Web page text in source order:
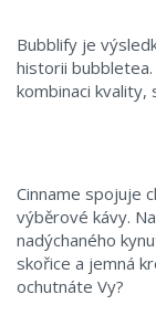
Bubblify je
historii
kombinaci kvality,
Cinname spojuje
výběrové kávy.
nadýchaného
skořice a jemná
ochutnáte Vy?